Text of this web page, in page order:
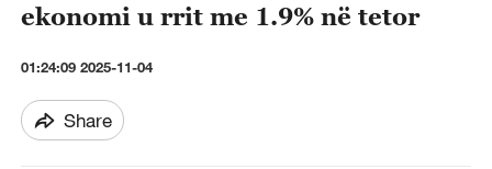
ekonomi u rrit me 1.9% në tetor
01:24:09 2025-11-04
Share